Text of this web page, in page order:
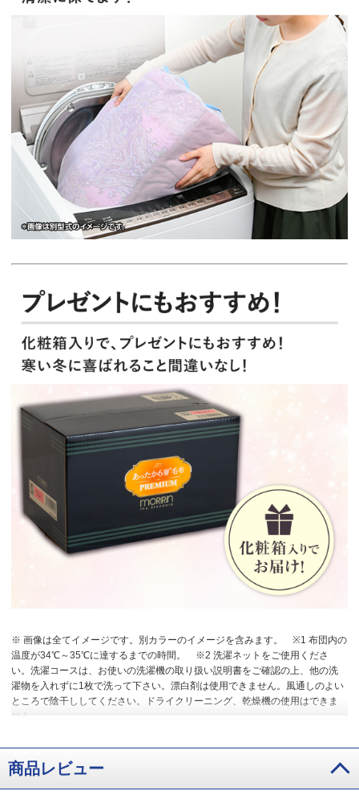
※ 画像は全てイメージです。別カラーのイメージを含みます。
※1 布団内の
温度が34℃～35℃に達するまでの時間。
※2 洗濯ネットをご使用くださ
い。洗濯コースは、お使いの洗濯機の取り扱い説明書をご確認の上、他の洗
濯物を入れずに1枚で洗って下さい。漂白剤は使用できません。風通しのよい
ところで陰干ししてください。ドライクリーニング、乾燥機の使用はできま
せん。
商品レビュー